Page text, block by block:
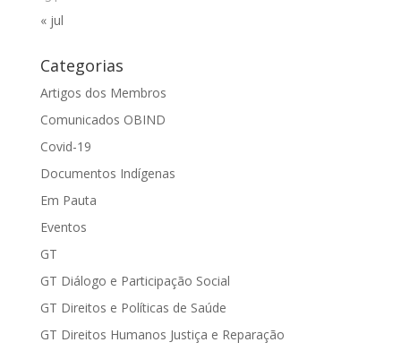
« jul
Categorias
Artigos dos Membros
Comunicados OBIND
Covid-19
Documentos Indígenas
Em Pauta
Eventos
GT
GT Diálogo e Participação Social
GT Direitos e Políticas de Saúde
GT Direitos Humanos Justiça e Reparação